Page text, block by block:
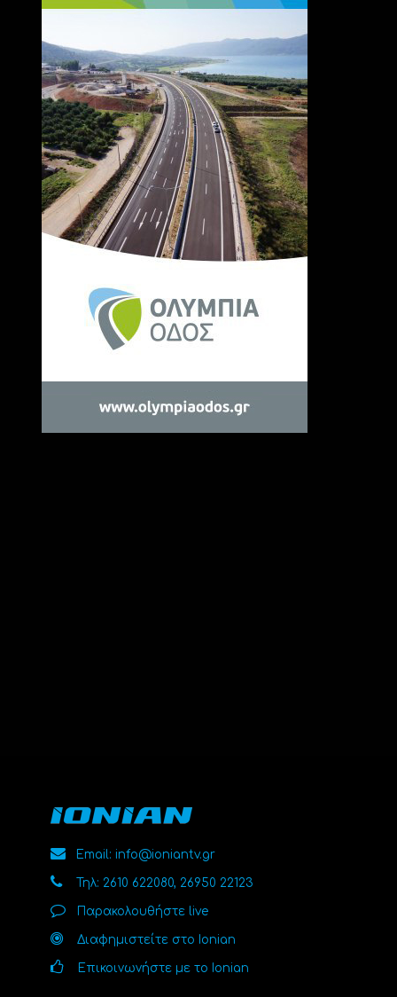
Email: info@ioniantv.gr
Τηλ: 2610 622080, 26950 22123
Παρακολουθήστε live
Διαφημιστείτε στο Ionian
Επικοινωνήστε με το Ionian